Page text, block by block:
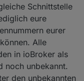
Schnittstelle
eure
eurer
Alle
in ioBroker als
noch unbekannt.
den unbekannten